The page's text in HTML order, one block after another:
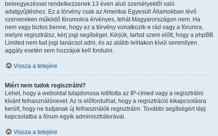
beleegyezéssel rendelkezzenek 13 éven aluli személyektől való
adatgyűjtéshez. Ez a törvény csak az Amerikai Egyesült Államokban lévő
szervereken működő fórumokra érvényes, tehát Magyarországon nem. Ha
nem vagy biztos benne, hogy ez a törvény vonatkozik-e rád vagy a fórumra,
melyre regisztrálsz, kérj jogi segítséget. Kérjük, tartsd szem előtt, hogy a phpBB
Limited nem tud jogi tanácsot adni, és az alább leírtakon kívül semmilyen
aggály esetén sem hozzájuk kell fordulni.
Vissza a tetejére
Miért nem tudok regisztrálni?
Lehet, hogy a weboldal tulajdonosa letiltotta az IP-címed vagy a regisztrálni
kívánt felhasználónevet. Az is előfordulhat, hogy a regisztráció kikapcsolásra
került, hogy ne tudjanak új felhasználók regisztrálni. További segítségért lépj
kapcsolatba a fórum egyik adminisztrátorával.
Vissza a tetejére